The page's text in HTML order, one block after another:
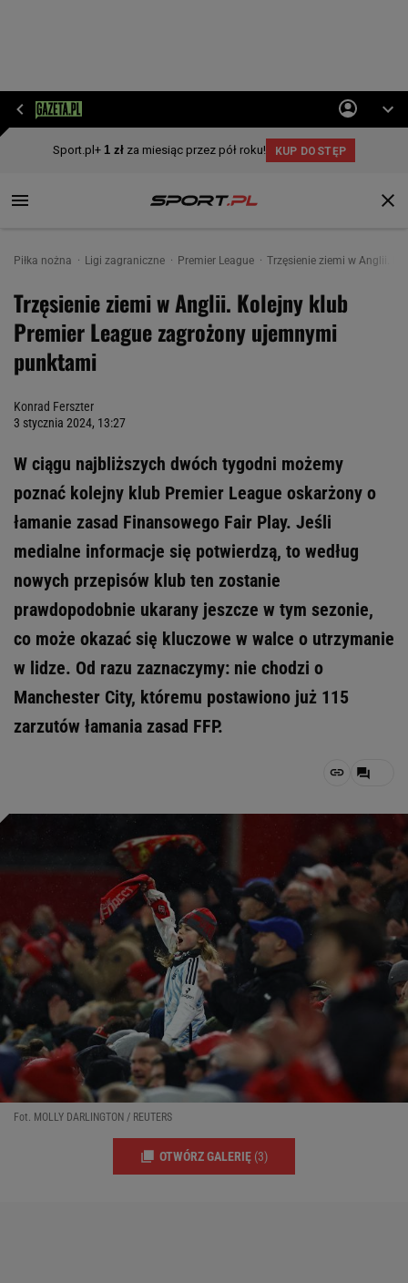
Piłka nożna Ligi zagraniczne Premier League Trzęsienie ziemi w Anglii.
Trzęsienie ziemi w Anglii. Kolejny klub
Premier League zagrożony ujemnymi
punktami
Konrad Ferszter
3 stycznia 2024, 13:27
W ciągu najbliższych dwóch tygodni możemy
poznać kolejny klub Premier League oskarżony o
łamanie zasad Finansowego Fair Play. Jeśli
medialne informacje się potwierdzą, to według
nowych przepisów klub ten zostanie
prawdopodobnie ukarany jeszcze w tym sezonie,
co może okazać się kluczowe w walce o utrzymanie
w lidze. Od razu zaznaczymy: nie chodzi o
Manchester City, któremu postawiono już 115
zarzutów łamania zasad FFP.
Fot. MOLLY DARLINGTON / REUTERS
OTWÓRZ GALERIĘ (3)